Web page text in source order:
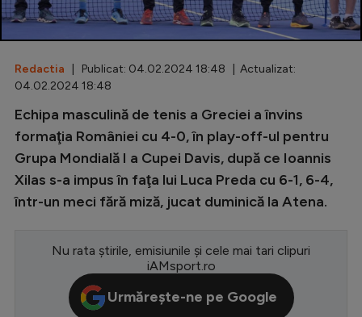
Diverse
Inedit
Clasamente
Champions League
Europa League
CM 2026
Premier League
LaLiga
Redactia | Publicat: 04.02.2024 18:48 | Actualizat:
04.02.2024 18:48
Echipa masculină de tenis a Greciei a învins
formaţia României cu 4-0, în play-off-ul pentru
Grupa Mondială I a Cupei Davis, după ce Ioannis
Xilas s-a impus în faţa lui Luca Preda cu 6-1, 6-4,
într-un meci fără miză, jucat duminică la Atena.
Nu rata știrile, emisiunile și cele mai tari clipuri
iAMsport.ro
Urmărește-ne pe Google